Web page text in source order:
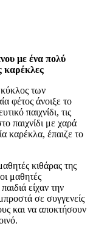
με ένα πολύ
καρέκλες
κύκλος των
φέτος άνοιξε το
παιχνίδι, τις
παιχνίδι με χαρά
καρέκλα, έπαιζε το
κιθάρας της
μαθητές
είχαν την
σε συγγενείς
και να αποκτήσουν